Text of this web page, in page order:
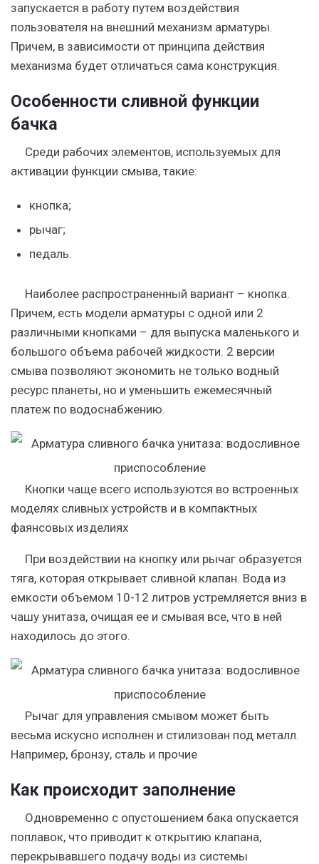
запускается в работу путем воздействия
пользователя на внешний механизм арматуры.
Причем, в зависимости от принципа действия
механизма будет отличаться сама конструкция.
Особенности сливной функции
бачка
Среди рабочих элементов, используемых для
активации функции смыва, такие:
кнопка;
рычаг;
педаль.
Наиболее распространенный вариант – кнопка.
Причем, есть модели арматуры с одной или 2
различными кнопками – для выпуска маленького и
большого объема рабочей жидкости. 2 версии
смыва позволяют экономить не только водный
ресурс планеты, но и уменьшить ежемесячный
платеж по водоснабжению.
Кнопки чаще всего используются во встроенных
моделях сливных устройств и в компактных
фаянсовых изделиях
При воздействии на кнопку или рычаг образуется
тяга, которая открывает сливной клапан. Вода из
емкости объемом 10-12 литров устремляется вниз в
чашу унитаза, очищая ее и смывая все, что в ней
находилось до этого.
Рычаг для управления смывом может быть
весьма искусно исполнен и стилизован под металл.
Например, бронзу, сталь и прочие
Как происходит заполнение
Одновременно с опустошением бака опускается
поплавок, что приводит к открытию клапана,
перекрывавшего подачу воды из системы